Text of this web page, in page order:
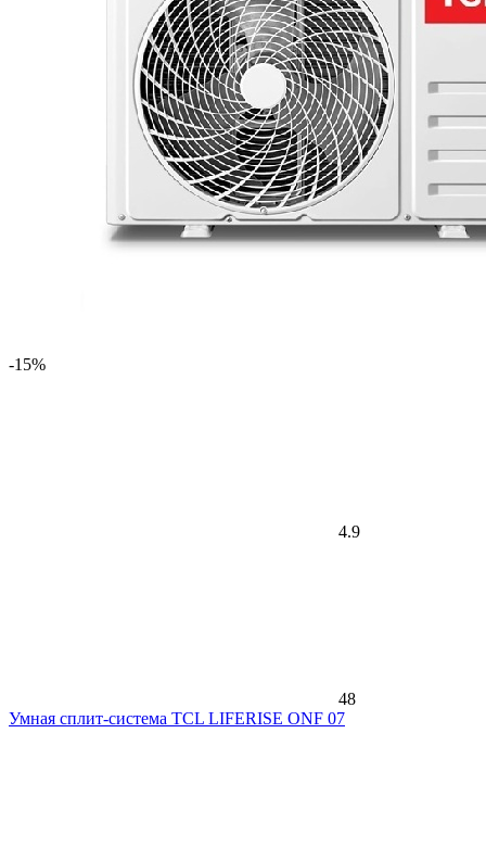
-15%
4.9
48
Умная сплит-система TCL LIFERISE ONF 07